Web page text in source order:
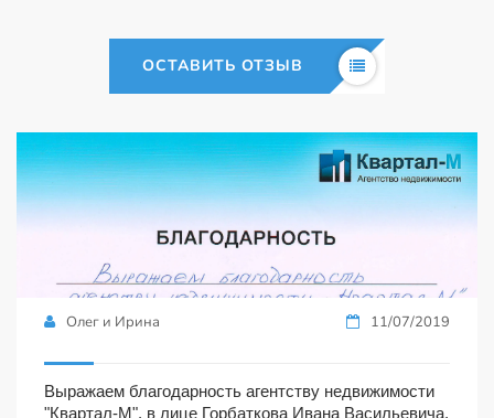
ОСТАВИТЬ ОТЗЫВ
Олег и Ирина 11/07/2019
Выражаем благодарность агентству недвижимости
"Квартал-М", в лице Горбаткова Ивана Васильевича,